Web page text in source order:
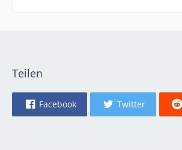
Teilen
Facebook Twitter